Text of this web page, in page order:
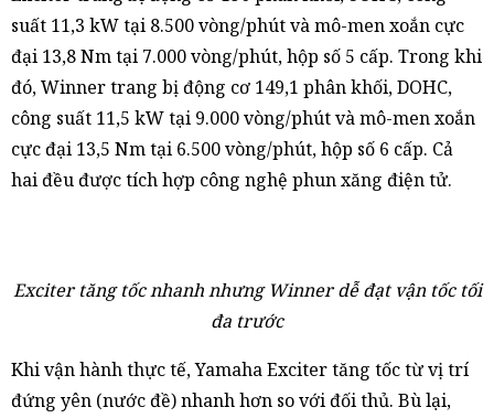
suất 11,3 kW tại 8.500 vòng/phút và mô-men xoắn cực
đại 13,8 Nm tại 7.000 vòng/phút, hộp số 5 cấp. Trong khi
đó, Winner trang bị động cơ 149,1 phân khối, DOHC,
công suất 11,5 kW tại 9.000 vòng/phút và mô-men xoắn
cực đại 13,5 Nm tại 6.500 vòng/phút, hộp số 6 cấp. Cả
hai đều được tích hợp công nghệ phun xăng điện tử.
Exciter tăng tốc nhanh nhưng Winner dễ đạt vận tốc tối
đa trước
Khi vận hành thực tế, Yamaha Exciter tăng tốc từ vị trí
đứng yên (nước đề) nhanh hơn so với đối thủ. Bù lại,